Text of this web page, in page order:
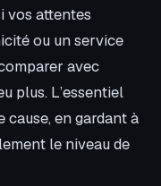
vos attentes
ou un service
avec
plus. L’essentiel
cause, en gardant à
le niveau de